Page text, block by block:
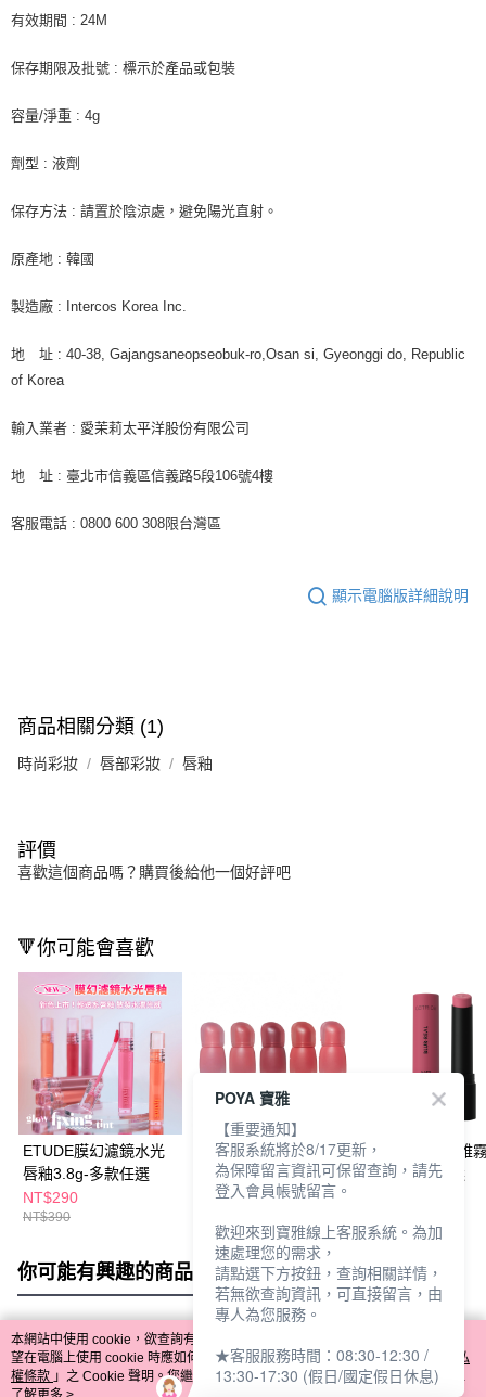
有效期間 : 24M
保存期限及批號 : 標示於產品或包裝
容量/淨重 : 4g
劑型 : 液劑
保存方法 : 請置於陰涼處，避免陽光直射。
原產地 : 韓國
製造廠 : Intercos Korea Inc.
地 址 : 40-38, Gajangsaneopseobuk-ro,Osan si, Gyeonggi do, Republic
of Korea
輸入業者 : 愛茉莉太平洋股份有限公司
地 址 : 臺北市信義區信義路5段106號4樓
客服電話 : 0800 600 308限台灣區
顯示電腦版詳細說明
商品相關分類 (1)
時尚彩妝 唇部彩妝 唇釉
評價
喜歡這個商品嗎？購買後給他一個好評吧
🔻你可能會喜歡
ETUDE膜幻濾鏡水光
唇釉3.8g-多款任選
NT$290
NT$390
ETUDE絲絨慕斯軟唇
泥4g-多款任選
NT$340
卡翠絲柔霧典雅
膏3g-多款任選
你可能有興趣的商品 全站排行
熱門標籤
本網站中使用 cookie，欲查詢有關本網站使用 cookie 方式之詳情，及若您不希
望在電腦上使用 cookie 時應如何變更電腦的 cookie 設定，請參閱本網站「
隱私
權條款 」之 Cookie 聲明。您繼續使用本網站即表示您同意本公司得按本網站使
POYA 寶雅
【重要通知】
客服系統將於8/17更新，
為保障留言資訊可保留查詢，請先
登入會員帳號留言。
歡迎來到寶雅線上客服系統。為加
速處理您的需求，
請點選下方按鈕，查詢相關詳情，
若無欲查詢資訊，可直接留言，由
專人為您服務。
★客服服務時間：08:30-12:30 /
13:30-17:30 (假日/國定假日休息)